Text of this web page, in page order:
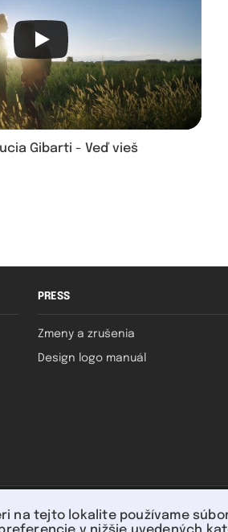
Gibarti - Veď vieš
PRESS
Zmeny a zrušenia
Design logo manuál
môžete platiť:
na tejto lokalite používame